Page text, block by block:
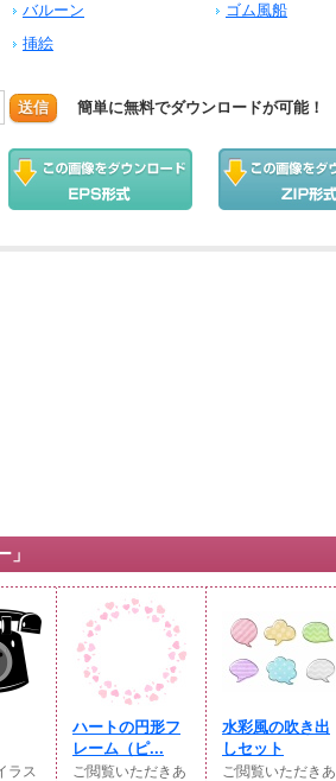
バルーン ゴム風船
挿絵
送信 簡単に無料でダウンロードが可能！
ラス
ハートの円形フ
レーム（ピ...
ご閲覧いただきあ
水彩風の吹き出
しセット
ご閲覧いただきあ